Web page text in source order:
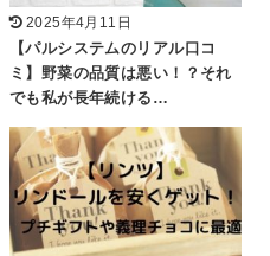
2025年4月11日
【パルシステムのリアル口コ
ミ】野菜の品質は悪い！？それ
でも私が長年続ける…